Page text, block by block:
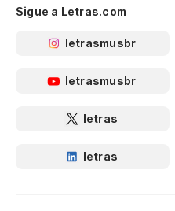
Sigue a Letras.com
letrasmusbr
letrasmusbr
letras
letras